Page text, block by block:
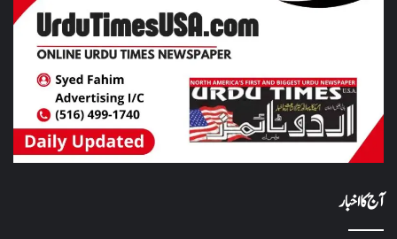
آج کا اخبار